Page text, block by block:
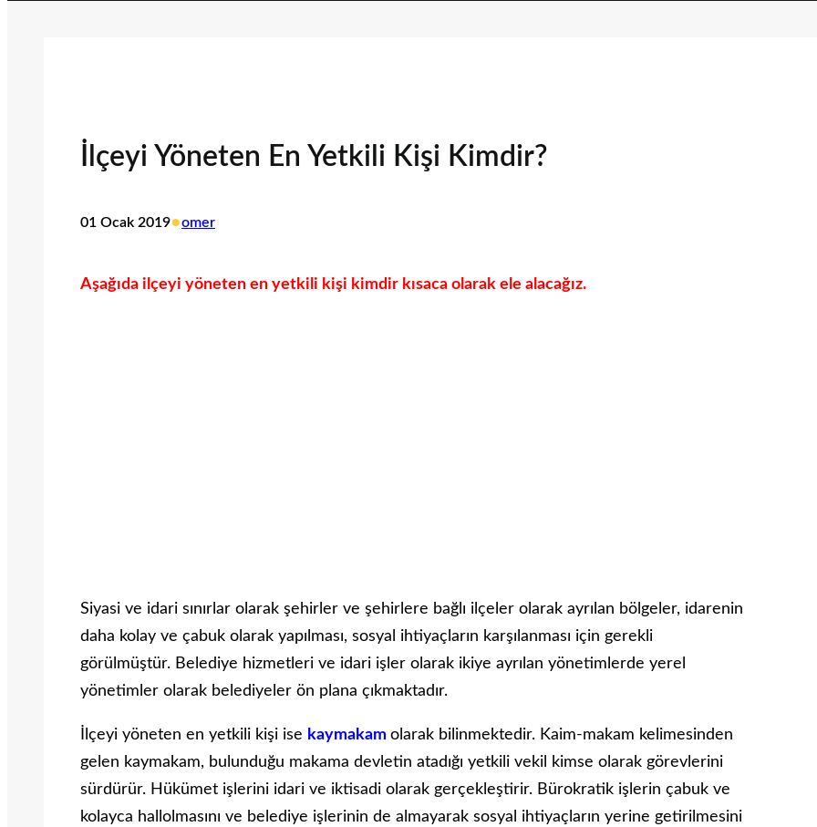
İlçeyi Yöneten En Yetkili Kişi Kimdir?
01 Ocak 2019•omer
Aşağıda ilçeyi yöneten en yetkili kişi kimdir kısaca olarak ele alacağız.
Siyasi ve idari sınırlar olarak şehirler ve şehirlere bağlı ilçeler olarak ayrılan bölgeler, idarenin
daha kolay ve çabuk olarak yapılması, sosyal ihtiyaçların karşılanması için gerekli
görülmüştür. Belediye hizmetleri ve idari işler olarak ikiye ayrılan yönetimlerde yerel
yönetimler olarak belediyeler ön plana çıkmaktadır.
İlçeyi yöneten en yetkili kişi ise kaymakam olarak bilinmektedir. Kaim-makam kelimesinden
gelen kaymakam, bulunduğu makama devletin atadığı yetkili vekil kimse olarak görevlerini
sürdürür. Hükümet işlerini idari ve iktisadi olarak gerçekleştirir. Bürokratik işlerin çabuk ve
kolayca hallolmasını ve belediye işlerinin de almayarak sosyal ihtiyaçların yerine getirilmesini